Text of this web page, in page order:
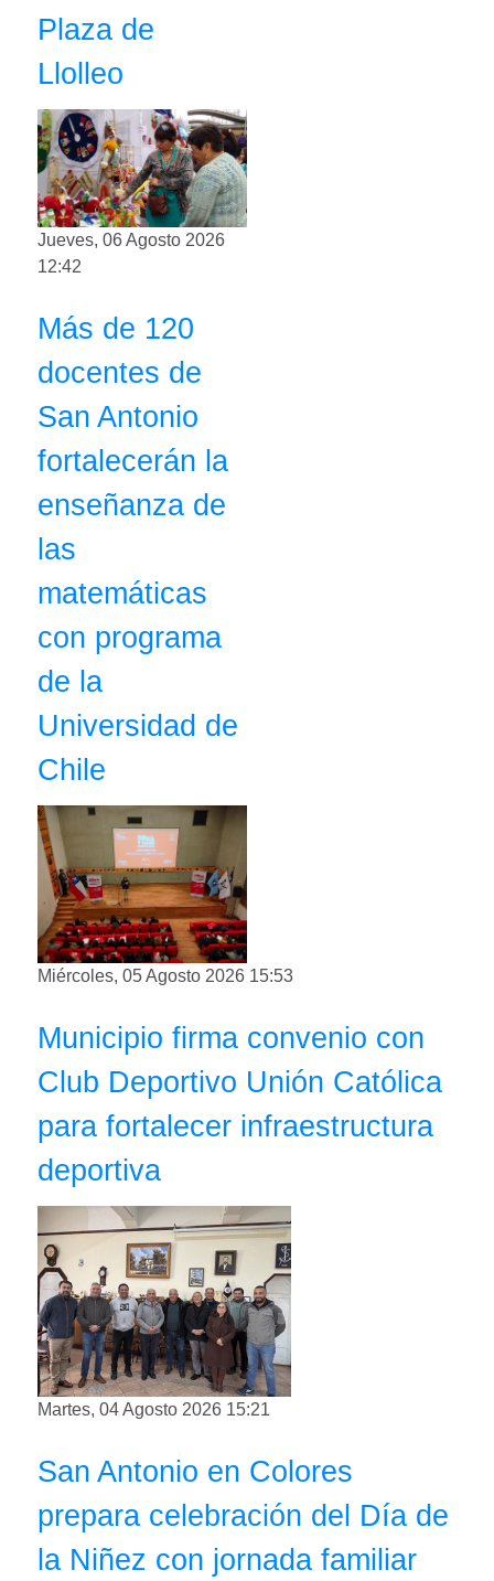
Plaza de
Llolleo
Jueves, 06 Agosto 2026
12:42
Más de 120
docentes de
San Antonio
fortalecerán la
enseñanza de
las
matemáticas
con programa
de la
Universidad de
Chile
Miércoles, 05 Agosto 2026 15:53
Municipio firma convenio con
Club Deportivo Unión Católica
para fortalecer infraestructura
deportiva
Martes, 04 Agosto 2026 15:21
San Antonio en Colores
prepara celebración del Día de
la Niñez con jornada familiar